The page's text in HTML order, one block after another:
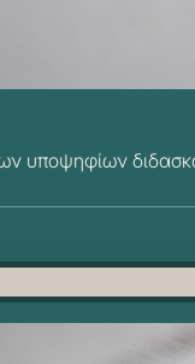
υποψηφίων